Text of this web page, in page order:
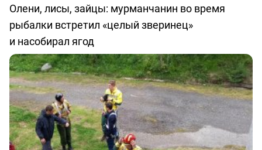
Олени, лисы, зайцы: мурманчанин во время
рыбалки встретил «целый зверинец»
и насобирал ягод